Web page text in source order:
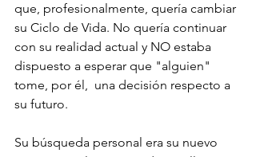
que, profesionalmente, quería cambiar
su Ciclo de Vida. No quería continuar
con su realidad actual y NO estaba
dispuesto a esperar que "alguien"
tome, por él,  una decisión respecto a
su futuro.
Su búsqueda personal era su nuevo